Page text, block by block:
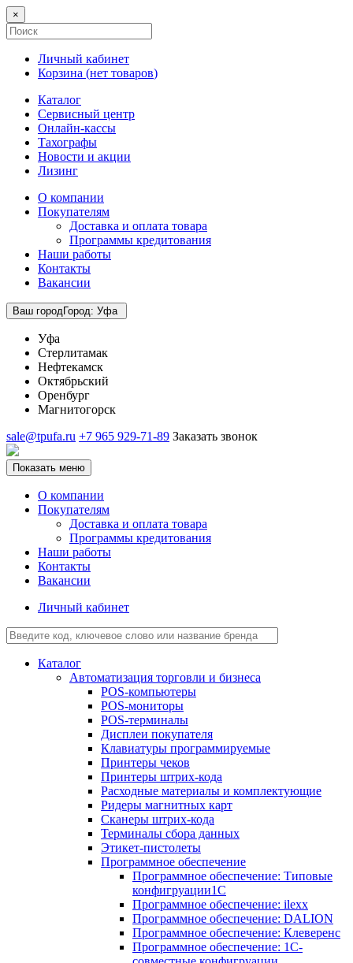
×
Личный кабинет
Корзина (нет товаров)
Каталог
Сервисный центр
Онлайн-кассы
Тахографы
Новости и акции
Лизинг
О компании
Покупателям
Доставка и оплата товара
Программы кредитования
Наши работы
Контакты
Вакансии
Ваш городГород: Уфа
Уфа
Стерлитамак
Нефтекамск
Октябрьский
Оренбург
Магнитогорск
sale@tpufa.ru +7 965 929-71-89 Заказать звонок
Показать меню
О компании
Покупателям
Доставка и оплата товара
Программы кредитования
Наши работы
Контакты
Вакансии
Личный кабинет
Каталог
Автоматизация торговли и бизнеса
POS-компьютеры
POS-мониторы
POS-терминалы
Дисплеи покупателя
Клавиатуры программируемые
Принтеры чеков
Принтеры штрих-кода
Расходные материалы и комплектующие
Ридеры магнитных карт
Сканеры штрих-кода
Терминалы сбора данных
Этикет-пистолеты
Программное обеспечение
Программное обеспечение: Типовые
конфигруации1С
Программное обеспечение: ilexx
Программное обеспечение: DALION
Программное обеспечение: Клеверенс
Программное обеспечение: 1С-